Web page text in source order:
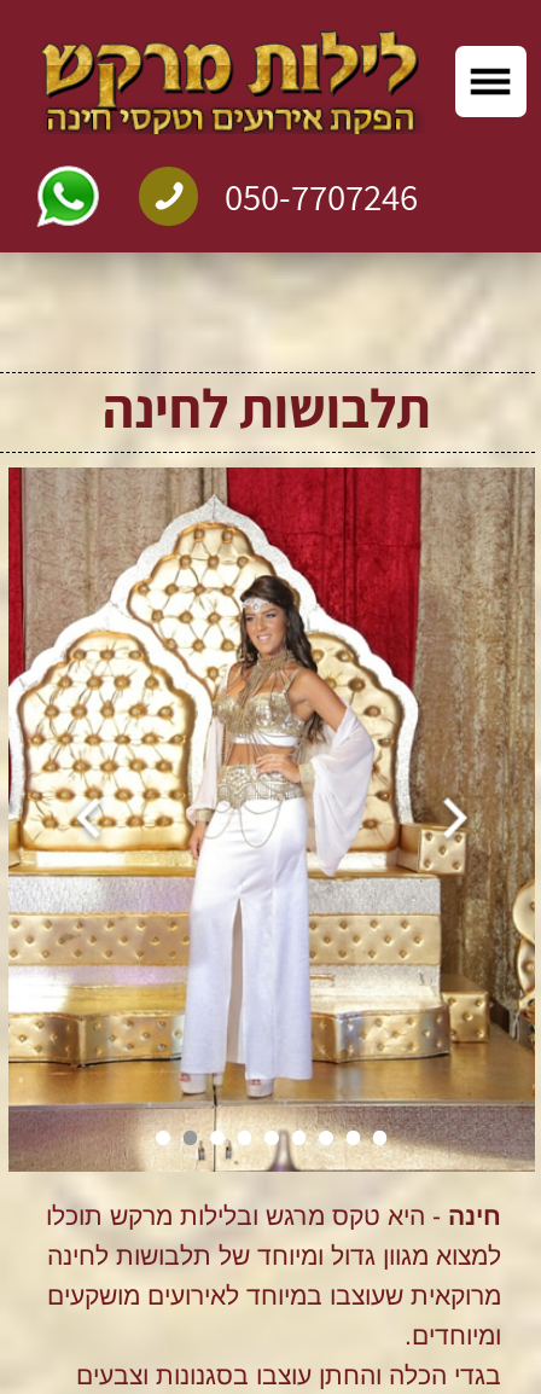
תלבושות לחינה
חינה- היא טקס מרגש ובלילות מרקש תוכלו
למצוא מגוון גדול ומיוחד של תלבושות לחינה
מרוקאית שעוצבו במיוחד לאירועים מושקעים
ומיוחדים.
בגדי הכלה והחתן עוצבו בסגנונות וצבעים
מגוונים תוך הקפדה מרבית על גזרות נוחות
וגם מחמיאות כאשר הכול מבוצע ע”י מעצבת
מקצועית.
מה מיוחד בתלבושות לחינה של לילות
מרקש?
■ בלילות מרקש תוכלו למצוא גם בגדים
מכפתן מסורתי שהגיע ביבוא מיוחד ממרקש,
ועד לשמלה הגדולה (“קשווה אלכבירה”).
■ בלילות מרקש יש התייחסות כוללת
ומוקפדת לנושא התלבושות לחינה – מראה
המטרה שלנו היא שביעות רצון המשפחה
050-7707246